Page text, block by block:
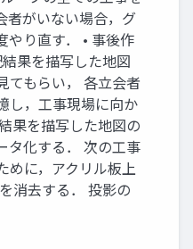
者がいない場合，グ
やり直す． • 事後作
果を描写した地図
てもらい， 各立会者
し，工事現場に向か
果を描写した地図の
タ化する． 次の工事
めに，アクリル板上
消去する． 投影の